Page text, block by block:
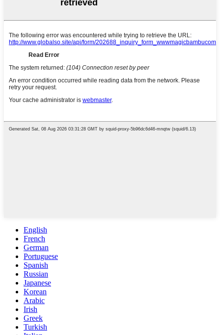
English
French
German
Portuguese
Spanish
Russian
Japanese
Korean
Arabic
Irish
Greek
Turkish